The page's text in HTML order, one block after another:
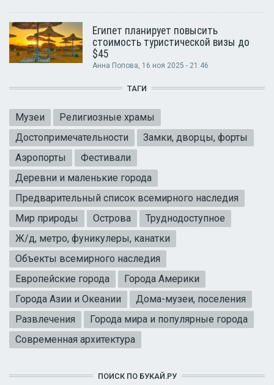
Египет планирует повысить
стоимость туристической визы до
$45
Анна Попова, 16 ноя 2025 - 21:46
ТАГИ
Музеи
Религиозные храмы
Достопримечательности
Замки, дворцы, форты
Аэропорты
Фестивали
Деревни и маленькие города
Предварительный список всемирного наследия
Мир природы
Острова
Труднодоступное
Ж/д, метро, фуникулеры, канатки
Объекты всемирного наследия
Европейские города
Города Америки
Города Азии и Океании
Дома-музеи, поселения
Развлечения
Города мира и популярные города
Современная архитектура
ПОИСК ПО БУКАЙ.РУ